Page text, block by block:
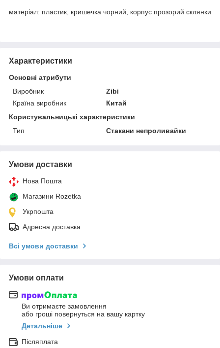
матеріал: пластик, кришечка чорний, корпус прозорий склянки
Характеристики
Основні атрибути
Виробник
Zibi
Країна виробник
Китай
Користувальницькі характеристики
Тип
Стакани непроливайки
Умови доставки
Нова Пошта
Магазини Rozetka
Укрпошта
Адресна доставка
Всі умови доставки
Умови оплати
Ви отримаєте замовлення
або гроші повернуться на вашу картку
Детальніше
Післяплата